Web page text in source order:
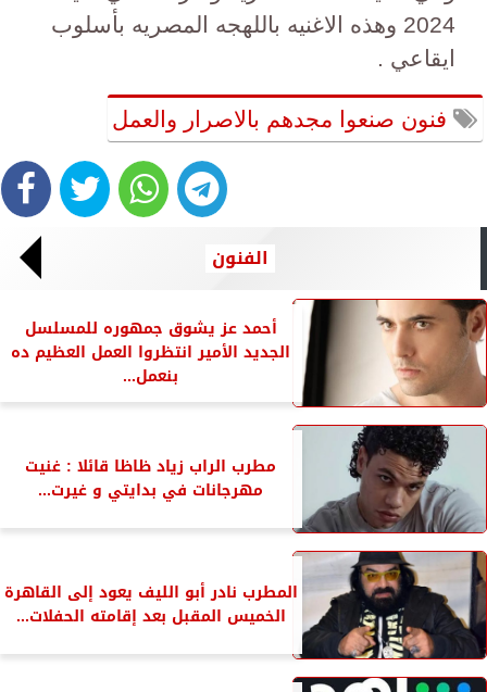
2024 وهذه الاغنيه باللهجه المصريه بأسلوب
ايقاعي .
فنون صنعوا مجدهم بالاصرار والعمل
الفنون
أحمد عز يشوق جمهوره للمسلسل
الجديد الأمير انتظروا العمل العظيم ده
بنعمل...
مطرب الراب زياد ظاظا قائلا : غنيت
مهرجانات في بدايتي و غيرت...
المطرب نادر أبو الليف يعود إلى القاهرة
الخميس المقبل بعد إقامته الحفلات...